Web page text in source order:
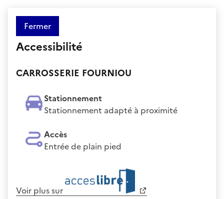
Fermer
Accessibilité
CARROSSERIE FOURNIOU
Stationnement
Stationnement adapté à proximité
Accès
Entrée de plain pied
Voir plus sur